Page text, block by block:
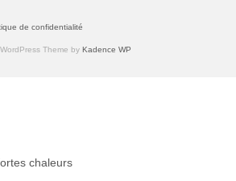
de confidentialité
Theme by Kadence WP
chaleurs